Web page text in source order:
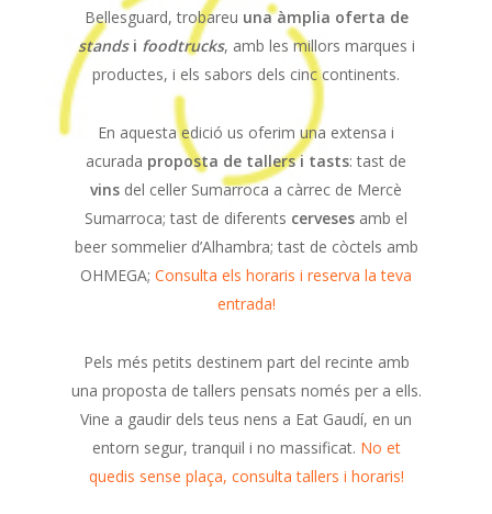
Bellesguard, trobareu una àmplia oferta de
standsi foodtrucks, amb les millors marques i
productes, i els sabors dels cinc continents.
En aquesta edició us oferim una extensa i
acurada proposta de tallers i tasts: tast de
vins del celler Sumarroca a càrrec de Mercè
Sumarroca; tast de diferents cerveses amb el
beer sommelier d’Alhambra; tast de còctels amb
OHMEGA; Consulta els horaris i reserva la teva
entrada!
Pels més petits destinem part del recinte amb
una proposta de tallers pensats només per a ells.
Vine a gaudir dels teus nens a Eat Gaudí, en un
entorn segur, tranquil i no massificat. No et
quedis sense plaça, consulta tallers i horaris!